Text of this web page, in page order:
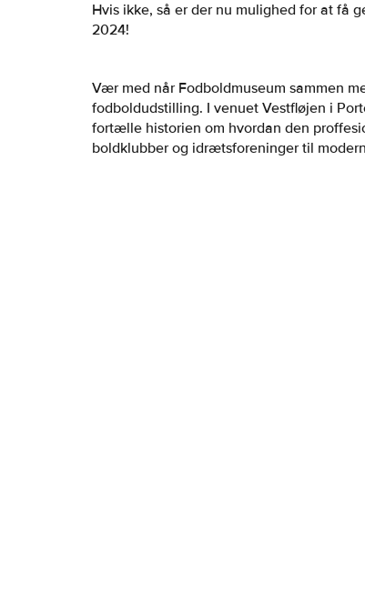
Hvis ikke, så er der nu mulighed for at få
2024!
Vær med når Fodboldmuseum sammen
fodboldudstilling. I venuet Vestfløjen i
fortælle historien om hvordan den
boldklubber og idrætsforeninger til